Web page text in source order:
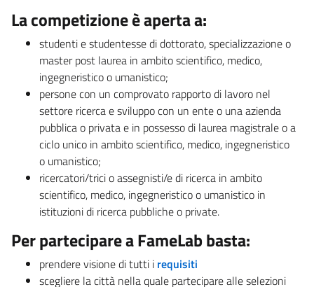
La competizione è aperta a:
studenti e studentesse di dottorato, specializzazione o
master post laurea in ambito scientifico, medico,
ingegneristico o umanistico;
persone con un comprovato rapporto di lavoro nel
settore ricerca e sviluppo con un ente o una azienda
pubblica o privata e in possesso di laurea magistrale o a
ciclo unico in ambito scientifico, medico, ingegneristico
o umanistico;
ricercatori/trici o assegnisti/e di ricerca in ambito
scientifico, medico, ingegneristico o umanistico in
istituzioni di ricerca pubbliche o private.
Per partecipare a FameLab basta:
prendere visione di tutti i requisiti
scegliere la città nella quale partecipare alle selezioni